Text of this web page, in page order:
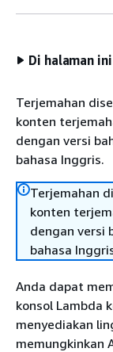
Di halaman ini
Terjemahan
konten
dengan versi
bahasa Inggris.
Terjemahan
konten
dengan versi
bahasa
Anda dapat
konsol Lambda
menyediakan
memungkinkan